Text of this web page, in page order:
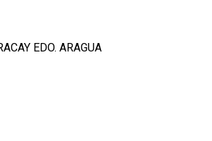
EDO. ARAGUA